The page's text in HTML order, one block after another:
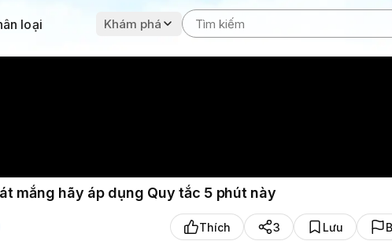
loại Khám phá
mắng hãy áp dụng Quy tắc 5 phút này
Thích 3 Lưu